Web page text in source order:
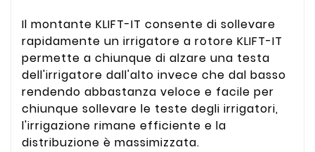
Il montante KLIFT-IT consente di sollevare
rapidamente un irrigatore a rotore KLIFT-IT
permette a chiunque di alzare una testa
dell'irrigatore dall'alto invece che dal basso
rendendo abbastanza veloce e facile per
chiunque sollevare le teste degli irrigatori,
l'irrigazione rimane efficiente e la
distribuzione è massimizzata.